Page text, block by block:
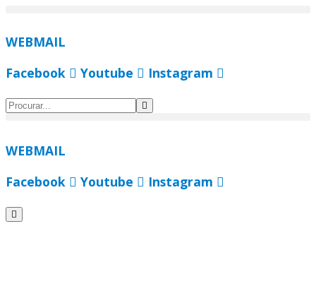
o
conteúdo
WEBMAIL
Facebook
Youtube Instagram
WEBMAIL
Facebook
Youtube Instagram